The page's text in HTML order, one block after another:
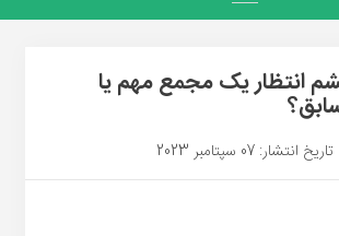
انتظار یک مجمع مهم یا
تاریخ انتشار: 07 سپتامبر 2023